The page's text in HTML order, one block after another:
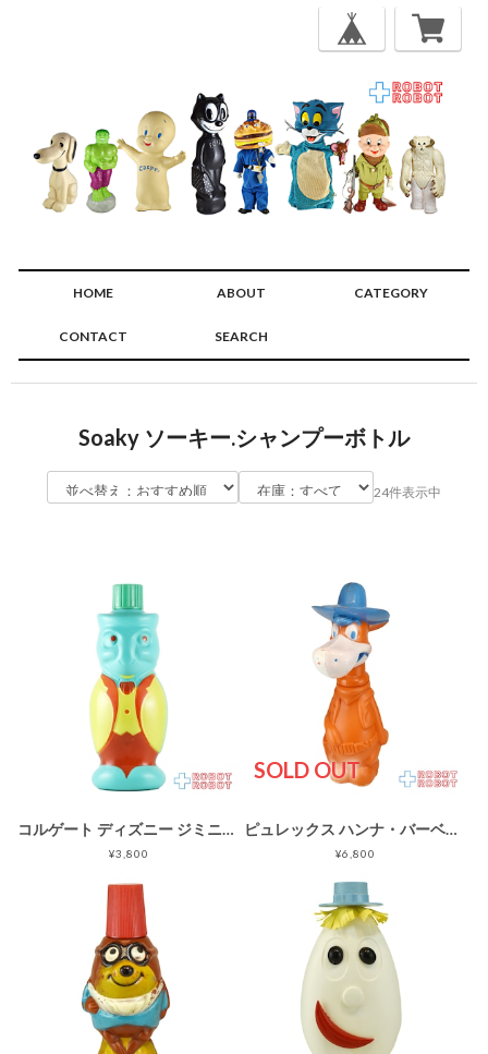
HOME ABOUT CATEGORY
CONTACT SEARCH
Soaky ソーキー.シャンプーボトル
24件表示中
コルゲート ディズニー ジミニー・クリケット 黄色ジャケット ピノキオ ソーキー シャンプーボトル
¥3,800
SOLD OUT
ピュレックス ハンナ・バーベラ マック(早射ちマック) ソーキー バブルバスボトル フィギュア
¥6,800